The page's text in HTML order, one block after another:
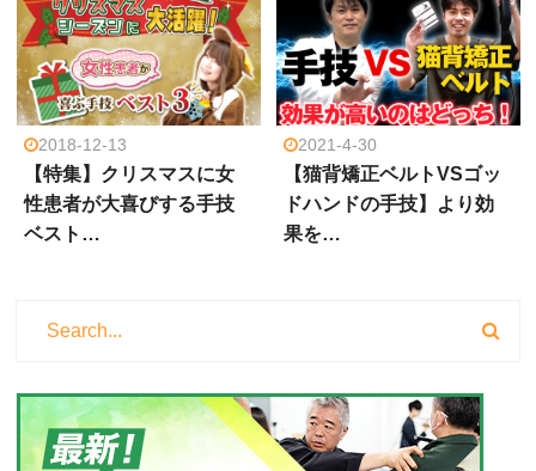
2018-12-13
【特集】クリスマスに女
性患者が大喜びする手技
ベスト…
2021-4-30
【猫背矯正ベルトVSゴッ
ドハンドの手技】より効
果を…